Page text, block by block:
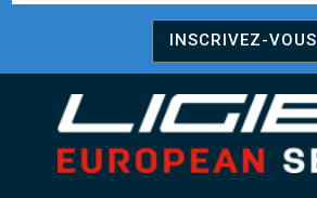
INSCRIVEZ-VOUS